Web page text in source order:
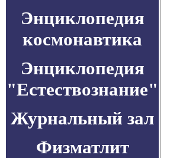
Энциклопедия
космонавтика
Энциклопедия
"Естествознание"
Журнальный зал
Физматлит